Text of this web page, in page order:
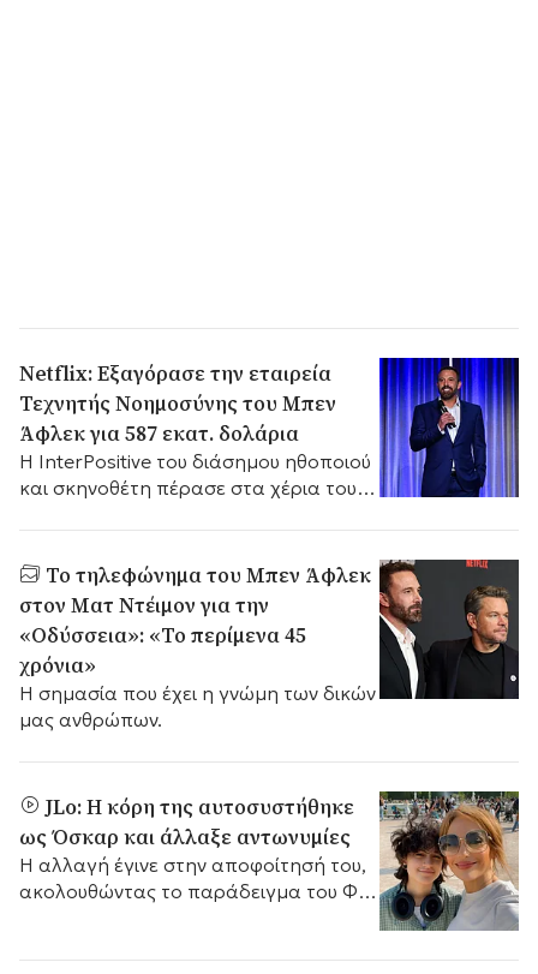
Netflix: Εξαγόρασε την εταιρεία
Τεχνητής Νοημοσύνης του Μπεν
Άφλεκ για 587 εκατ. δολάρια
Η InterPositive του διάσημου ηθοποιού
και σκηνοθέτη πέρασε στα χέρια του
Το τηλεφώνημα του Μπεν Άφλεκ
στον Ματ Ντέιμον για την
«Οδύσσεια»: «Το περίμενα 45
χρόνια»
Η σημασία που έχει η γνώμη των δικών
μας ανθρώπων.
JLo: Η κόρη της αυτοσυστήθηκε
ως Όσκαρ και άλλαξε αντωνυμίες
Η αλλαγή έγινε στην αποφοίτησή του,
ακολουθώντας το παράδειγμα του Φιν